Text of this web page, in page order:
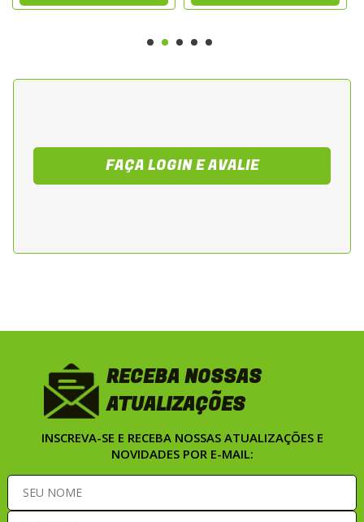
• Tipo: Com câmara
Benefícios
superfícies
FAÇA LOGIN E AVALIE
RECEBA NOSSAS
ATUALIZAÇÕES
INSCREVA-SE E RECEBA NOSSAS ATUALIZAÇÕES E
NOVIDADES POR E-MAIL: